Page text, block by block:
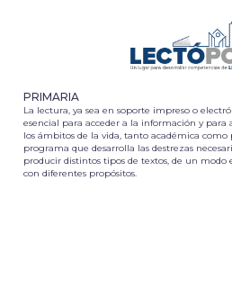
PRIMARIA
La lectura, ya sea en soporte impreso o
esencial para acceder a la información y
los ámbitos de la vida, tanto académica como
programa que desarrolla las destrezas
producir distintos tipos de textos, de un
con diferentes propósitos.